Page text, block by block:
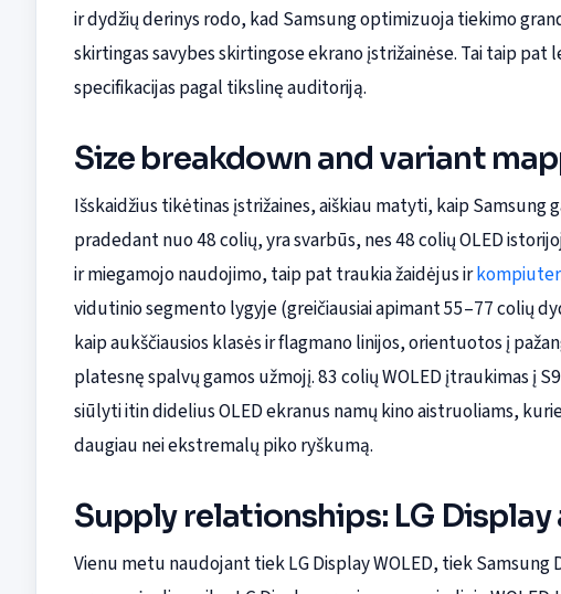
ir dydžių derinys rodo, kad Samsung optimizuoja tiekimo
skirtingas savybes skirtingose ekrano įstrižainėse. Tai taip
specifikacijas pagal tikslinę auditoriją.
Size breakdown and variant
Išskaidžius tikėtinas įstrižaines, aiškiau matyti, kaip Samsung
pradedant nuo 48 colių, yra svarbūs, nes 48 colių OLED
ir miegamojo naudojimo, taip pat traukia žaidėjus ir
vidutinio segmento lygyje (greičiausiai apimant 55–77 colių
kaip aukščiausios klasės ir flagmano linijos, orientuotos į
platesnę spalvų gamos užmojį. 83 colių WOLED įtraukimas į
siūlyti itin didelius OLED ekranus namų kino aistruoliams,
daugiau nei ekstremalų piko ryškumą.
Supply relationships: LG
Vienu metu naudojant tiek LG Display WOLED, tiek Samsung